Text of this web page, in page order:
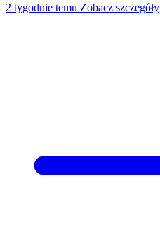
2 tygodnie temu Zobacz szczegóły